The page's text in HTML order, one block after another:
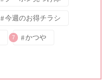
今週のお得チラシ
7 かつや